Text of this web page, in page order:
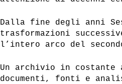
Dalla fine degli anni
trasformazioni
l’intero arco del
Un archivio in costante
documenti, fonti e